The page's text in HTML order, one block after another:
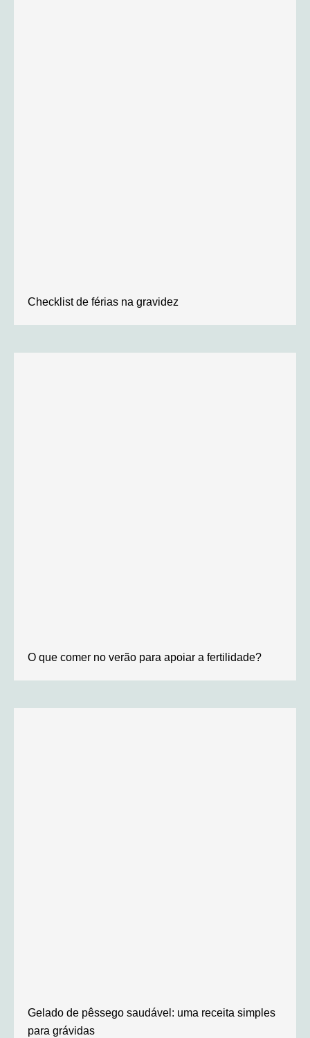
Checklist de férias na gravidez
O que comer no verão para apoiar a fertilidade?
Gelado de pêssego saudável: uma receita simples
para grávidas